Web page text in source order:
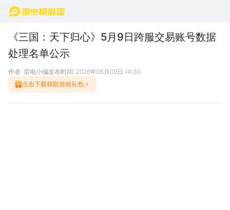
首页
《三国：天下归心》5月9日跨服交易账号数据
处理名单公示
作者: 雷电小编发布时间: 2026年05月09日 14:30
点击下载领取游戏礼包